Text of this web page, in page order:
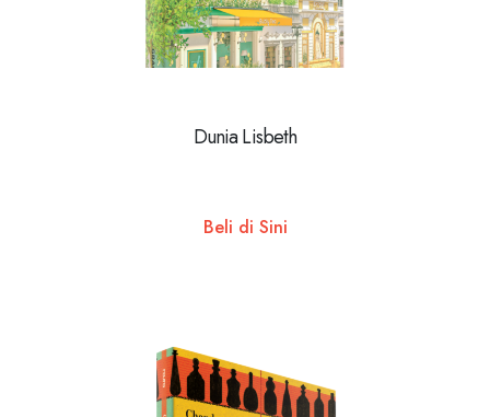
Dunia Lisbeth
Beli di Sini